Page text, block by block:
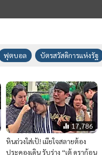
ฟุตบอล บัตรสวัสดิการแห่งรัฐ
17,786
หินถ่วงใส่เป้! เมียใจสลายต้อง
ประคองเดิน รับร่าง “เต้ ดราก้อน